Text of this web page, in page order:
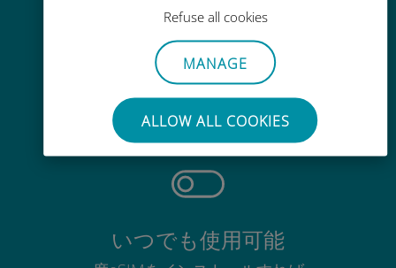
Refuse all cookies
MANAGE
ALLOW ALL COOKIES
手間いらず
使用中のSIMカードを抜き差しする
必要はありません
いつでも使用可能